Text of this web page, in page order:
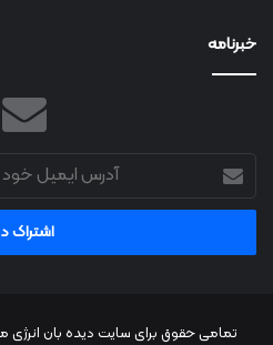
خبرنامه
آدرس
ایمیل
خود
وارد
تمامی حقوق برای سایت دیده بان